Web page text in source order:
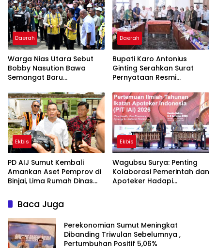
Daerah
Warga Nias Utara Sebut
Bobby Nasution Bawa
Semangat Baru
Daerah
Bupati Karo Antonius
Ginting Serahkan Surat
Pernyataan Resmi
Kabanjahe
Ekbis
PD AIJ Sumut Kembali
Amankan Aset Pemprov di
Binjai, Lima Rumah Dinas
Ekbis
Wagubsu Surya: Penting
Kolaborasi Pemerintah dan
Apoteker Hadapi
Baca Juga
Perekonomian Sumut Meningkat
Dibanding Triwulan Sebelumnya ,
Pertumbuhan Positif 5,06%